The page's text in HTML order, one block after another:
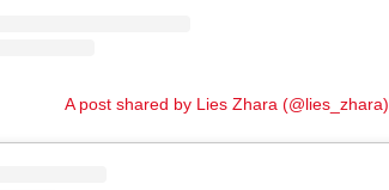
A post shared by Lies Zhara (@lies_zhara)